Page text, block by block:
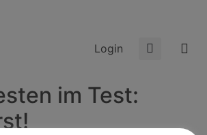
Login
im Test: